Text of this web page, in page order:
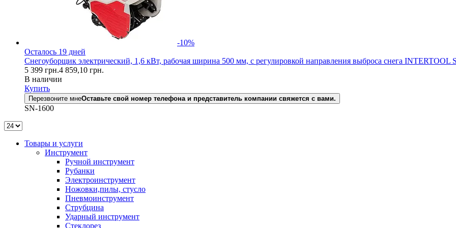
-10%
Осталось 19 дней
Снегоуборщик электрический, 1,6 кВт, рабочая ширина 500 мм, с регулировкой направления выброса снега INTERTOOL
5 399 грн.4 859,10 грн.
В наличии
Купить
Перезвоните мнеОставьте свой номер телефона и представитель компании свяжется с вами.
SN-1600
Товары и услуги
Инструмент
Ручной инструмент
Рубанки
Электроинструмент
Ножовки,пилы, стусло
Пневмоинструмент
Струбцина
Ударный инструмент
Стеклорез